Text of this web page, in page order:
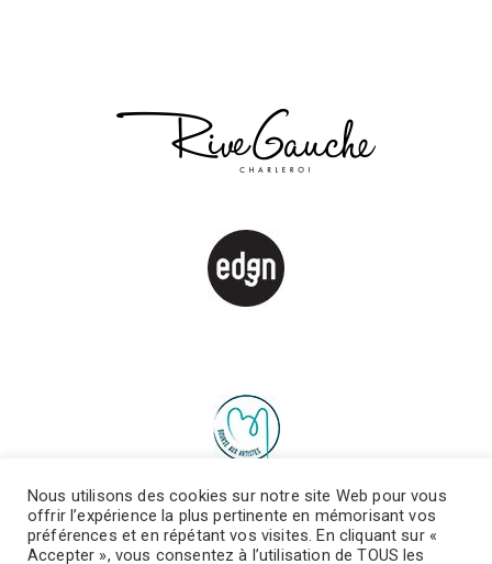
Nous utilisons des cookies sur notre site Web pour vous
offrir l’expérience la plus pertinente en mémorisant vos
préférences et en répétant vos visites. En cliquant sur «
Accepter », vous consentez à l’utilisation de TOUS les